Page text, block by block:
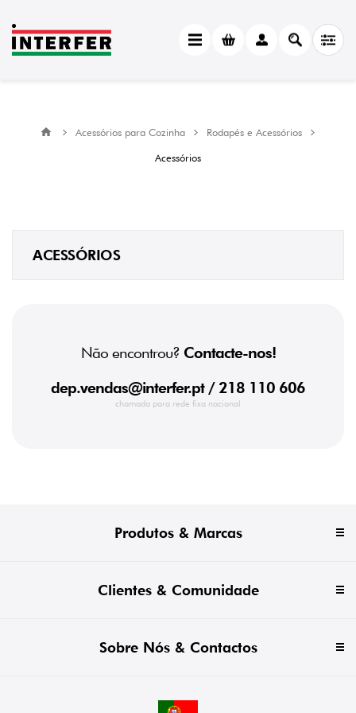
Acessórios para Cozinha
Rodapés e Acessórios
Acessórios
ACESSÓRIOS
Não encontrou? Contacte-nos!
dep.vendas@interfer.pt/ 218 110 606
chamada para rede fixa nacional
Produtos & Marcas
Clientes & Comunidade
Sobre Nós & Contactos